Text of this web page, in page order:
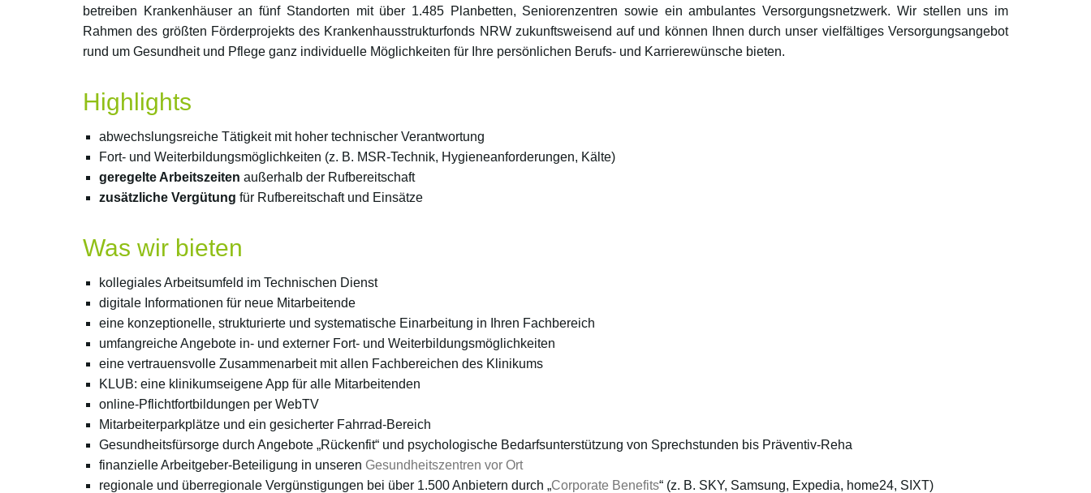
betreiben Krankenhäuser an fünf Standorten mit über 1.485 Planbetten, Seniorenzentren sowie ein ambulantes Versorgungsnetzwerk. Wir stellen uns im
Rahmen des größten Förderprojekts des Krankenhausstrukturfonds NRW zukunftsweisend auf und können Ihnen durch unser vielfältiges Versorgungsangebot
rund um Gesundheit und Pflege ganz individuelle Möglichkeiten für Ihre persönlichen Berufs- und Karrierewünsche bieten.
Highlights
abwechslungsreiche Tätigkeit mit hoher technischer Verantwortung
Fort- und Weiterbildungsmöglichkeiten (z. B. MSR-Technik, Hygieneanforderungen, Kälte)
geregelte Arbeitszeiten außerhalb der Rufbereitschaft
zusätzliche Vergütung für Rufbereitschaft und Einsätze
Was wir bieten
kollegiales Arbeitsumfeld im Technischen Dienst
digitale Informationen für neue Mitarbeitende
eine konzeptionelle, strukturierte und systematische Einarbeitung in Ihren Fachbereich
umfangreiche Angebote in- und externer Fort- und Weiterbildungsmöglichkeiten
eine vertrauensvolle Zusammenarbeit mit allen Fachbereichen des Klinikums
KLUB: eine klinikumseigene App für alle Mitarbeitenden
online-Pflichtfortbildungen per WebTV
Mitarbeiterparkplätze und ein gesicherter Fahrrad-Bereich
Gesundheitsfürsorge durch Angebote „Rückenfit“ und psychologische Bedarfsunterstützung von Sprechstunden bis Präventiv-Reha
finanzielle Arbeitgeber-Beteiligung in unseren Gesundheitszentren vor Ort
regionale und überregionale Vergünstigungen bei über 1.500 Anbietern durch „Corporate Benefits“ (z. B. SKY, Samsung, Expedia, home24, SIXT)